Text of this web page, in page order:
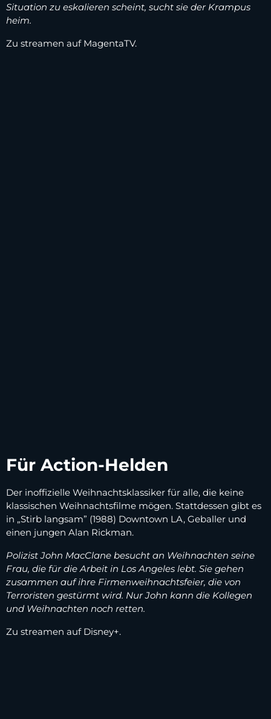
Situation zu eskalieren scheint, sucht sie der Krampus
heim.
Zu streamen auf MagentaTV.
Für Action-Helden
Der inoffizielle Weihnachtsklassiker für alle, die keine
klassischen Weihnachtsfilme mögen. Stattdessen gibt es
in „Stirb langsam” (1988) Downtown LA, Geballer und
einen jungen Alan Rickman.
Polizist John MacClane besucht an Weihnachten seine
Frau, die für die Arbeit in Los Angeles lebt. Sie gehen
zusammen auf ihre Firmenweihnachtsfeier, die von
Terroristen gestürmt wird. Nur John kann die Kollegen
und Weihnachten noch retten.
Zu streamen auf Disney+.